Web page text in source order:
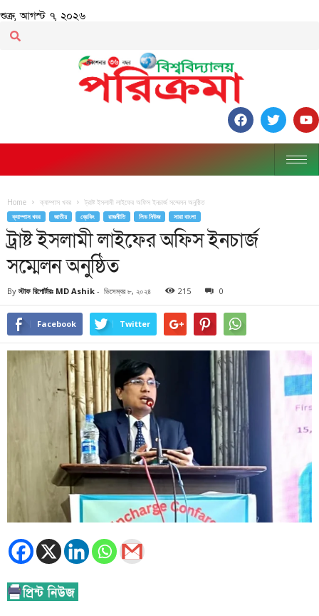
শুক্র, আগস্ট ৭, ২০২৬
Home ক্যাম্পাস খবর ট্রাষ্ট ইসলামী লাইফের অফিস ইনচার্জ সম্মেলন অনুষ্ঠিত
ক্যাম্পাস খবর জাতীয় ব্রেকিং রাজনীতি লিড নিউজ সারা বাংলা
ট্রাষ্ট ইসলামী লাইফের অফিস ইনচার্জ
সম্মেলন অনুষ্ঠিত
By স্টাফ রিপোর্টারঃ MD Ashik - ডিসেম্বর ৮, ২০২৪ 215 0
Facebook Twitter